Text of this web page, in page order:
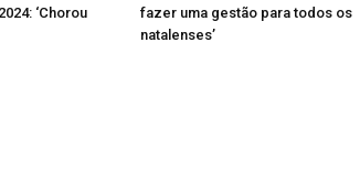
‘Chorou
fazer uma gestão para todos os
natalenses’